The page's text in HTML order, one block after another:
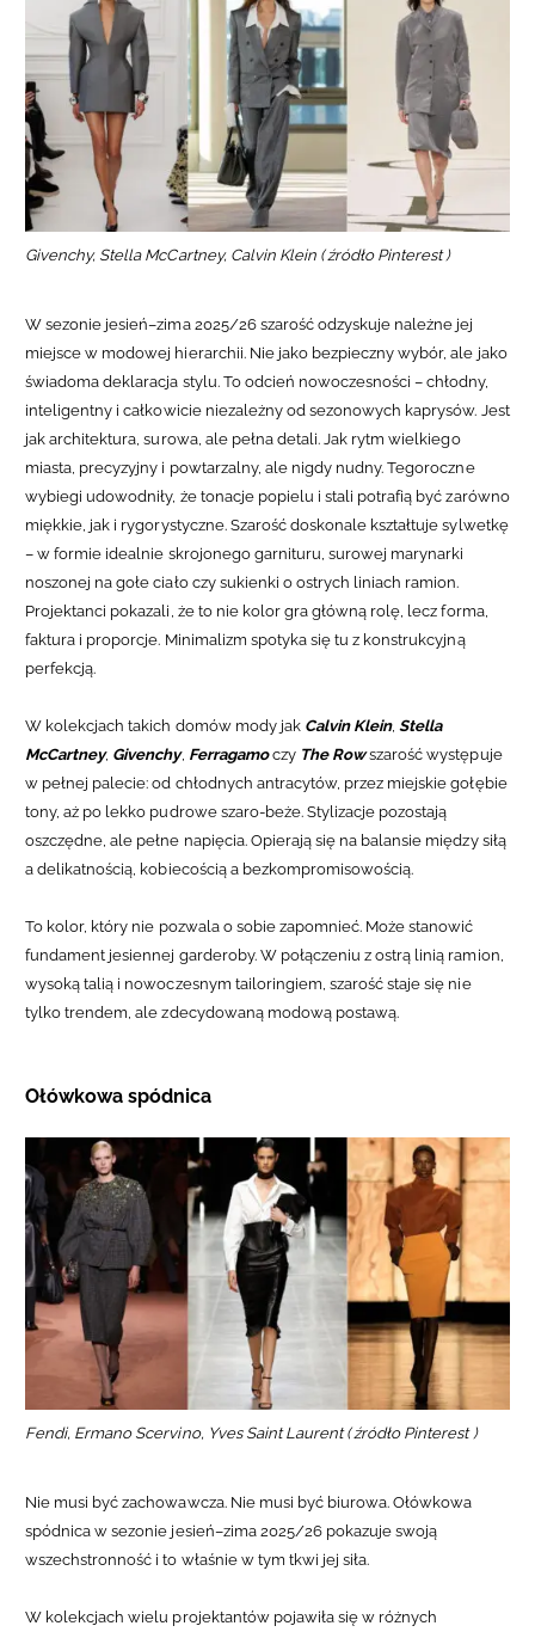
Givenchy, Stella McCartney, Calvin Klein ( źródło Pinterest )
W sezonie jesień–zima 2025/26 szarość odzyskuje należne jej
miejsce w modowej hierarchii. Nie jako bezpieczny wybór, ale jako
świadoma deklaracja stylu. To odcień nowoczesności – chłodny,
inteligentny i całkowicie niezależny od sezonowych kaprysów. Jest
jak architektura, surowa, ale pełna detali. Jak rytm wielkiego
miasta, precyzyjny i powtarzalny, ale nigdy nudny.Tegoroczne
wybiegi udowodniły, że tonacje popielu i stali potrafią być zarówno
miękkie, jak i rygorystyczne. Szarość doskonale kształtuje sylwetkę
– w formie idealnie skrojonego garnituru, surowej marynarki
noszonej na gołe ciało czy sukienki o ostrych liniach ramion.
Projektanci pokazali, że to nie kolor gra główną rolę, lecz forma,
faktura i proporcje. Minimalizm spotyka się tu z konstrukcyjną
perfekcją.
W kolekcjach takich domów mody jak Calvin Klein,Stella
McCartney, Givenchy, Ferragamo czy The Rowszarość występuje
w pełnej palecie: od chłodnych antracytów, przez miejskie gołębie
tony, aż po lekko pudrowe szaro-beże. Stylizacje pozostają
oszczędne, ale pełne napięcia. Opierają się na balansie między siłą
a delikatnością, kobiecością a bezkompromisowością.
To kolor, który nie pozwala o sobie zapomnieć. Może stanowić
fundament jesiennej garderoby. W połączeniu z ostrą linią ramion,
wysoką talią i nowoczesnym tailoringiem, szarość staje się nie
tylko trendem, ale zdecydowaną modową postawą.
Ołówkowa spódnica
Fendi, Ermano Scervino, Yves Saint Laurent ( źródło Pinterest )
Nie musi być zachowawcza. Nie musi być biurowa. Ołówkowa
spódnica w sezonie jesień–zima 2025/26 pokazuje swoją
wszechstronność i to właśnie w tym tkwi jej siła.
W kolekcjach wielu projektantów pojawiła się w różnych